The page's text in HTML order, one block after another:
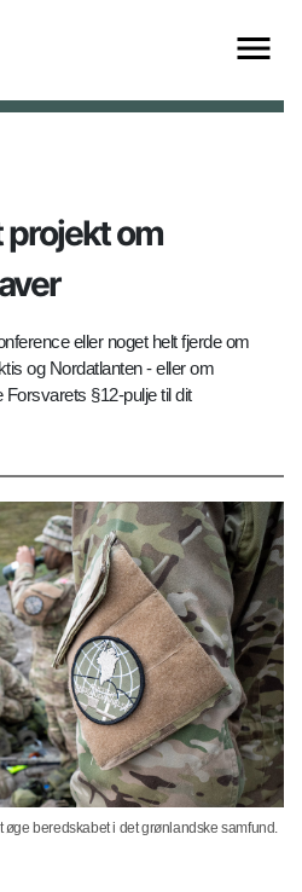
projekt om
eller noget helt fjerde om
og Nordatlanten - eller om
§12-pulje til dit
beredskabet i det grønlandske samfund.